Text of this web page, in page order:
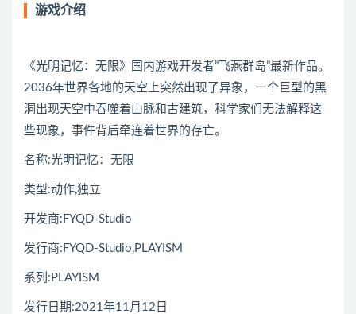
游戏介绍
《光明记忆：无限》国内游戏开发者”飞燕群岛”最新作品。
2036年世界各地的天空上突然出现了异象，一个巨型的黑
洞出现天空中吞噬着山脉和古建筑，科学家们无法解释这
些现象，事件背后牵连着世界的存亡。
名称:光明记忆：无限
类型:动作,独立
开发商:FYQD-Studio
发行商:FYQD-Studio,PLAYISM
系列:PLAYISM
发行日期:2021年11月12日